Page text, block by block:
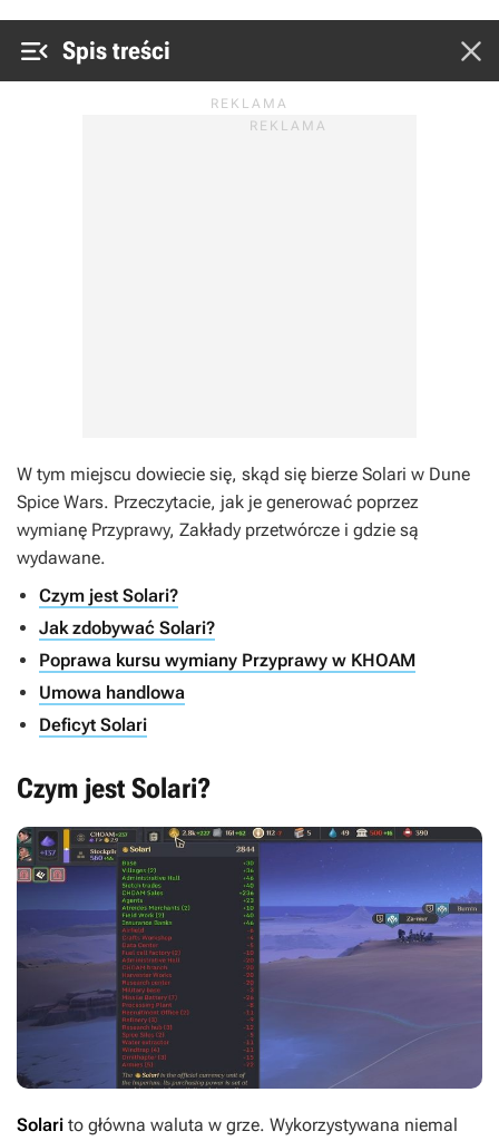
 Spis treści 
W tym miejscu dowiecie się, skąd się bierze Solari w Dune
Spice Wars. Przeczytacie, jak je generować poprzez
wymianę Przyprawy, Zakłady przetwórcze i gdzie są
wydawane.
Czym jest Solari?
Jak zdobywać Solari?
Poprawa kursu wymiany Przyprawy w KHOAM
Umowa handlowa
Deficyt Solari
Czym jest Solari?
Solari to główna waluta w grze. Wykorzystywana niemal